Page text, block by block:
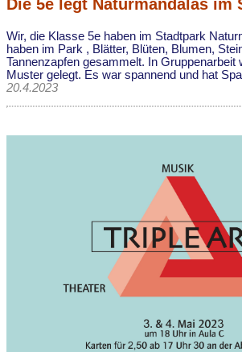
Die 5e legt Naturmandalas im
Wir, die Klasse 5e haben im Stadtpark
haben im Park , Blätter, Blüten, Blumen,
Tannenzapfen gesammelt. In Gruppenarbeit
Muster gelegt. Es war spannend und hat
20.4.2023